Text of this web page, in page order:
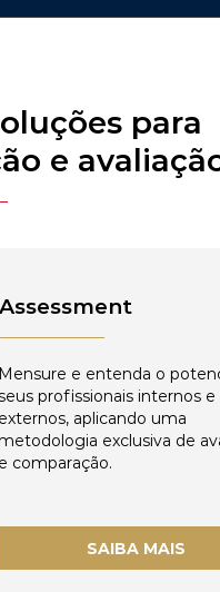
para
e
Assessment
Mensure e entenda o
profissionais internos e
externos, aplicando uma
metodologia exclusiva de
e comparação.
SAIBA MAIS